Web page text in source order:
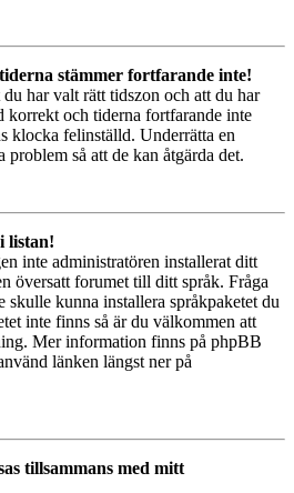
stämmer fortfarande inte!
har valt rätt tidszon och att du har
korrekt och tiderna fortfarande inte
klocka felinställd. Underrätta en
problem så att de kan åtgärda det.
listan!
inte administratören installerat ditt
översatt forumet till ditt språk. Fråga
skulle kunna installera språkpaketet du
inte finns så är du välkommen att
Mer information finns på phpBB
länken längst ner på
tillsammans med mitt